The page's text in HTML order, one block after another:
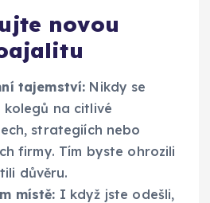
novou
tajemství: Nikdy se
na citlivé
strategiích nebo
firmy. Tím byste ohrozili
důvěru.
místě: I když jste odešli,